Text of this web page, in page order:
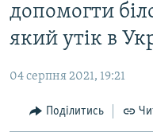
матеріалу
Перейти
до
основної
навігації
Перейти
до
СТАТТІ
ЕКОНОМІКА
СУСПІЛЬСТВО
РОСІЙСЬКА
ДОНБАС.РЕАЛІЇ
допомогти
який утік в
04 серпня 2021, 19:21
Поділитись